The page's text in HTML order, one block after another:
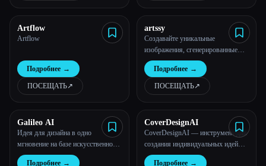
Artflow
Artflow
Подробнее →
ПОСЕЩАТЬ↗︎
artssy
Создавайте уникальные
изображения, сгенерированные
искусственным интеллектом, в 1
клик.Подробнее →
ПОСЕЩАТЬ↗︎
Galileo AI
Идея для дизайна в одно
мгновение на базе искусственного
интеллекта
Подробнее →
CoverDesignAI
CoverDesignAI — инструмент для
создания индивидуальных идей
обложек книг, подсказок,
Подробнее →